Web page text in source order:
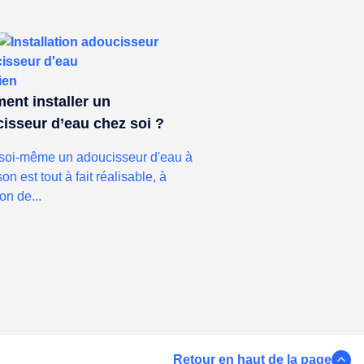
d'eau
installer un
d’eau chez soi ?
même un adoucisseur d'eau à
est tout à fait réalisable, à
de...
Retour en haut de la page